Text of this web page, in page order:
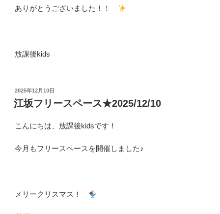
ありがとうございました！！
放課後kids
投
稿
日:
2025年12月10日
江坂フリースペース★2025/12/10
こんにちは、放課後kidsです！
今月もフリースペースを開催しました♪
メリークリスマス！